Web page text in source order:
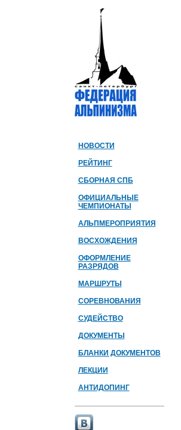
НОВОСТИ
РЕЙТИНГ
СБОРНАЯ СПБ
ОФИЦИАЛЬНЫЕ
ЧЕМПИОНАТЫ
АЛЬПМЕРОПРИЯТИЯ
ВОСХОЖДЕНИЯ
ОФОРМЛЕНИЕ
РАЗРЯДОВ
МАРШРУТЫ
СОРЕВНОВАНИЯ
СУДЕЙСТВО
ДОКУМЕНТЫ
БЛАНКИ ДОКУМЕНТОВ
ЛЕКЦИИ
АНТИДОПИНГ